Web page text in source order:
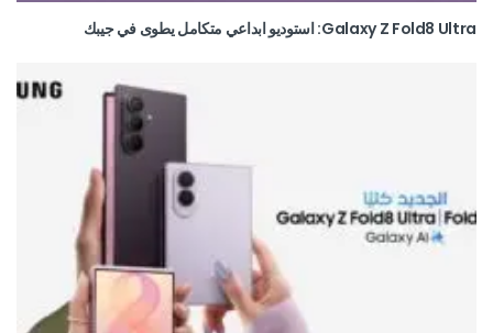
Galaxy Z Fold8 Ultra: استوديو ابداعي متكامل يطوى في جيبك